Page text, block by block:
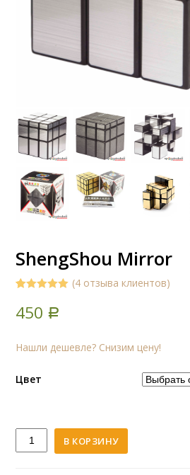
ShengShou Mirror
based on
customer
(4 отзыва клиентов)
450 Р
Нашли дешевле? Снизим цену!
Цвет
Количество
ShengShou
В КОРЗИНУ